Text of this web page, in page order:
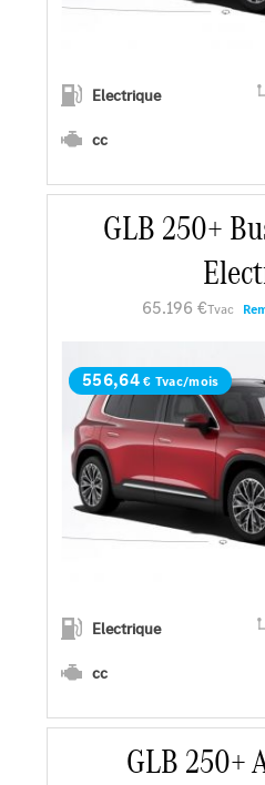
Electrique
cc
En savoir plus
Faire un essai
556,64€ Tvac/mois
GLB 250+
65.196 €Tvac
Electrique
cc
En savoir plus
GLB 250+